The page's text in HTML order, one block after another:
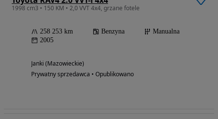
1998 cm3 • 150 KM • 2,0 VVT 4x4, grzane fotele
258 253 km Benzyna
Manualna
2005
Janki (Mazowieckie)
Prywatny sprzedawca • Opublikowano